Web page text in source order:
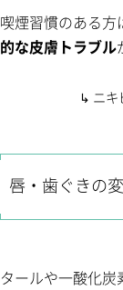
喫煙習慣のある
的な皮膚トラブル
↳ ニキ
唇・歯ぐきの
タールや一酸化